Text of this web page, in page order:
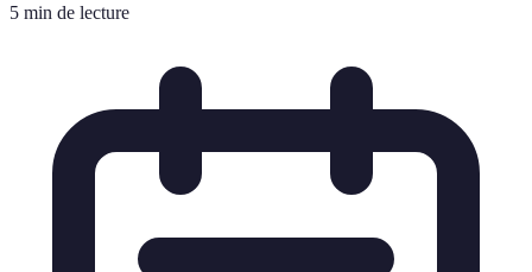
5 min de lecture